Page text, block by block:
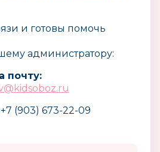
и готовы помочь
администратору:
почту:
+7 (903) 673-22-09